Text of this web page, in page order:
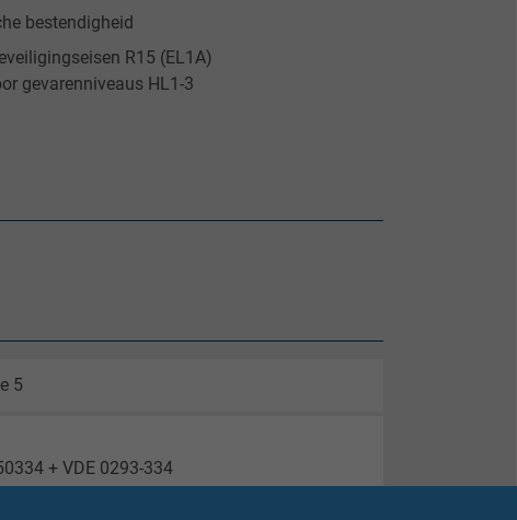
bestendigheid
R15 (EL1A)
gevarenniveaus HL1-3
5
+ VDE 0293-334